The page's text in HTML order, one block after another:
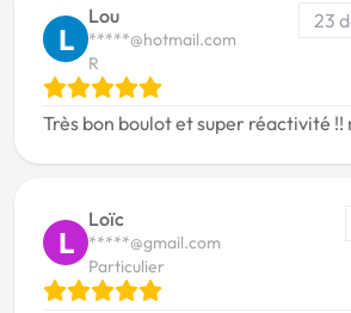
L
Lou
*****@hotmail.com
R
23
Très bon boulot et super réactivité !!
L
Loïc
*****@gmail.com
Particulier